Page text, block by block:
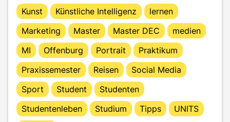
Kunst
Künstliche Intelligenz
lernen
Marketing
Master Master DEC
medien
MI
Offenburg Portrait
Praktikum
Praxissemester
Reisen
Social Media
Sport
Student
Studenten
Studentenleben
Studium Tipps
UNITS